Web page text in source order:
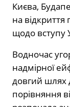
Києва,
на
щодо вступу
Водночас
надмірної
довгий шлях
порівняння